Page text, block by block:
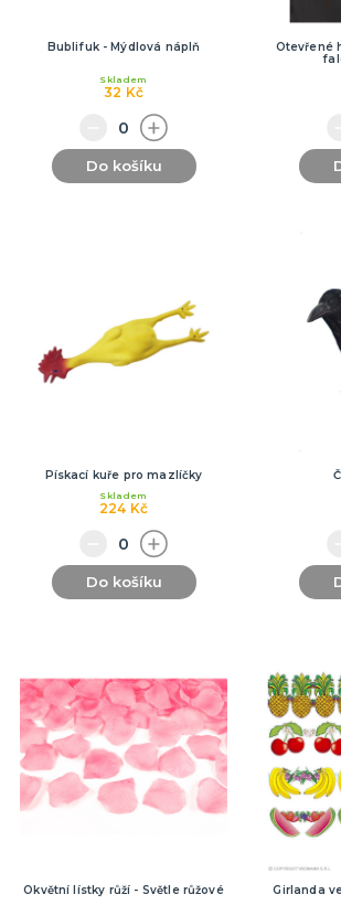
Bublifuk - Mýdlová náplň
32 Kč
Skladem
Do košíku
Otevřené
Pískací kuře pro mazlíčky
224 Kč
Skladem
Do košíku
Okvětní lístky růží - Světle růžové Girlanda